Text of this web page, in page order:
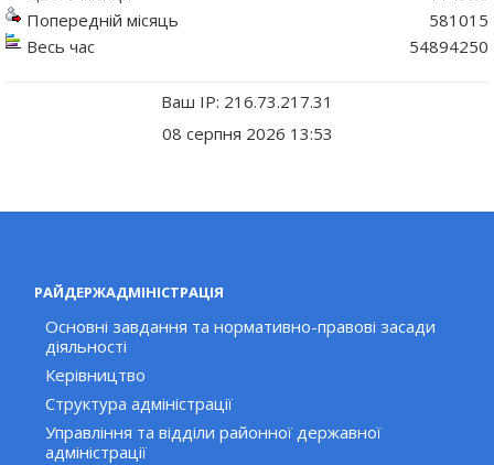
Попередній місяць
Весь час
581015
54894250
Ваш IP: 216.73.217.31
08 серпня 2026 13:53
РАЙДЕРЖАДМІНІСТРАЦІЯ
Основні завдання та нормативно-правові засади
діяльності
Керівництво
Структура адміністрації
Управління та відділи районної державної
адміністрації